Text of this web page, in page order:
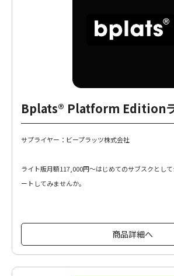
Bplats® Platform Edition
サプライヤー：ビープラッツ株式会社
ライト版月額117,000円～はじめてのサブスクとし
ートしてみませんか。
商品詳細へ